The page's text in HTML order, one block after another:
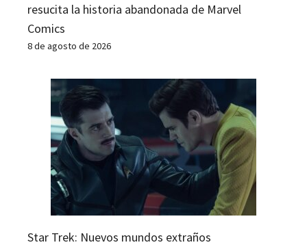
resucita la historia abandonada de Marvel
Comics
8 de agosto de 2026
Star Trek: Nuevos mundos extraños